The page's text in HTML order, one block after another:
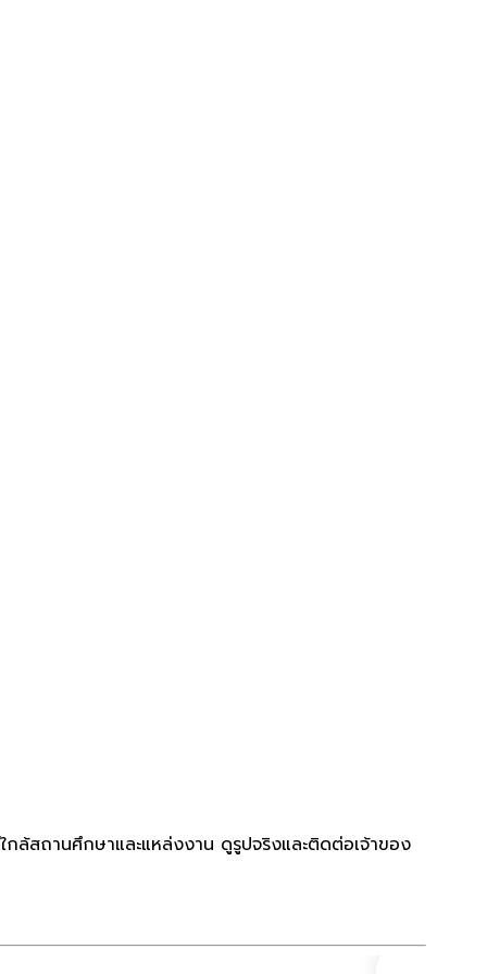
ล้สถานศึกษาและแหล่งงาน ดูรูปจริงและติดต่อเจ้าของ